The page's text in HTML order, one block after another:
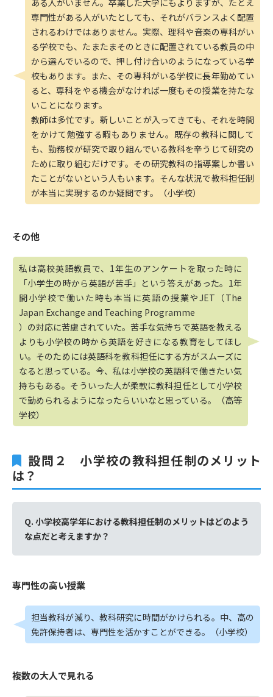
ある人がいません。卒業した大学にもよりますが、たとえ
専門性がある人がいたとしても、それがバランスよく配置
されるわけではありません。実際、理科や音楽の専科がい
る学校でも、たまたまそのときに配置されている教員の中
から選んでいるので、押し付け合いのようになっている学
校もあります。また、その専科がいる学校に長年勤めてい
ると、専科をやる機会がなければ一度もその授業を持たな
いことになります。
教師は多忙です。新しいことが入ってきても、それを時間
をかけて勉強する暇もありません。既存の教科に関して
も、勤務校が研究で取り組んでいる教科を辛うじて研究の
ために取り組むだけです。その研究教科の指導案しか書い
たことがないという人もいます。そんな状況で教科担任制
が本当に実現するのか疑問です。（小学校）
その他
私は高校英語教員で、1年生のアンケートを取った時に
「小学生の時から英語が苦手」という答えがあった。1年
間小学校で働いた時も本当に英語の授業やJET（The
Japan Exchange and Teaching Programme
）の対応に苦慮されていた。苦手な気持ちで英語を教える
よりも小学校の時から英語を好きになる教育をしてほし
い。そのためには英語科を教科担任にする方がスムーズに
なると思っている。今、私は小学校の英語科で働きたい気
持ちもある。そういった人が柔軟に教科担任として小学校
で勤められるようになったらいいなと思っている。（高等
学校）
設問２ 小学校の教科担任制のメリット
は？
Q. 小学校高学年における教科担任制のメリットはどのよう
な点だと考えますか？
専門性の高い授業
担当教科が減り、教科研究に時間がかけられる。中、高の
免許保持者は、専門性を活かすことができる。（小学校）
複数の大人で見れる